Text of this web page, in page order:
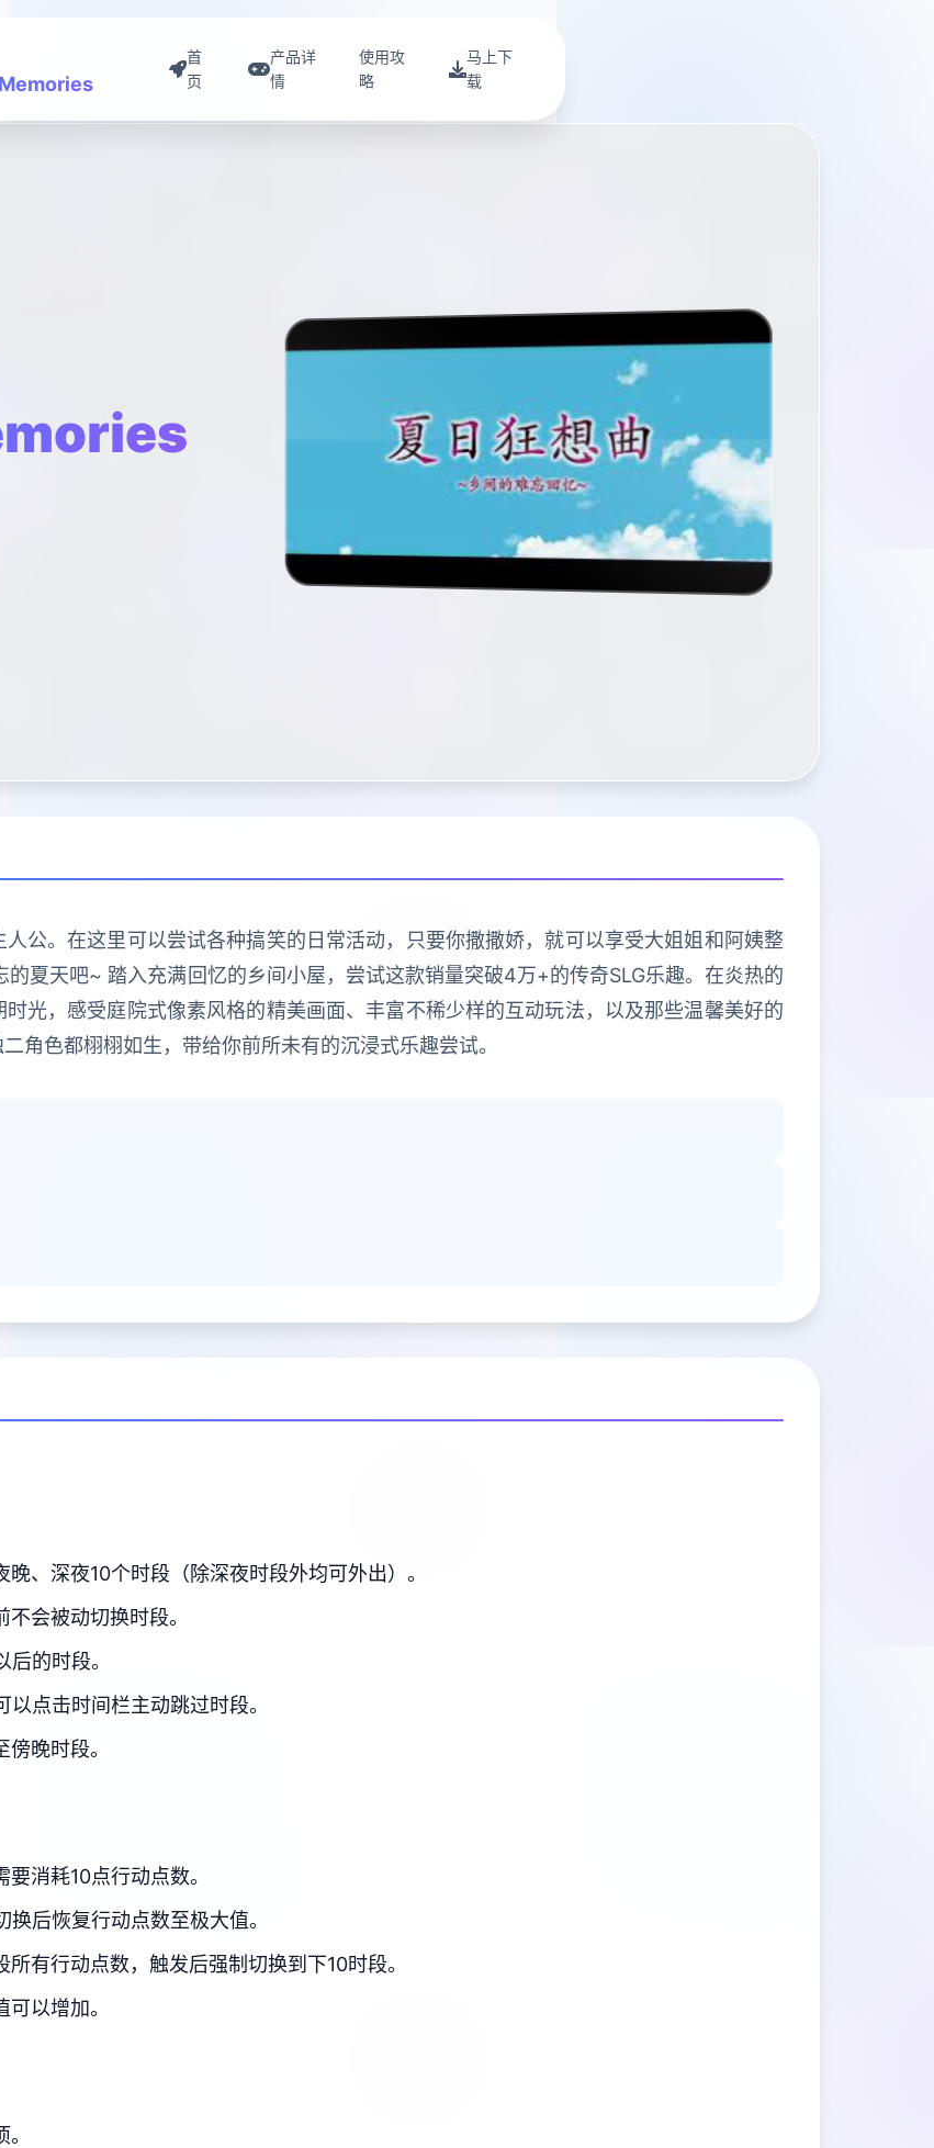
首
页
产品详
情
使用攻
略
马上下
载
公。在这里可以尝试各种搞笑的日常活动，只要你撒撒娇，就可以享受大姐姐和阿姨整
夏天吧~ 踏入充满回忆的乡间小屋，尝试这款销量突破4万+的传奇SLG乐趣。在炎热的
光，感受庭院式像素风格的精美画面、丰富不稀少样的互动玩法，以及那些温馨美好的
角色都栩栩如生，带给你前所未有的沉浸式乐趣尝试。
、深夜10个时段（除深夜时段外均可外出）。
会被动切换时段。
的时段。
点击时间栏主动跳过时段。
晚时段。
消耗10点行动点数。
后恢复行动点数至极大值。
有行动点数，触发后强制切换到下10时段。
以增加。